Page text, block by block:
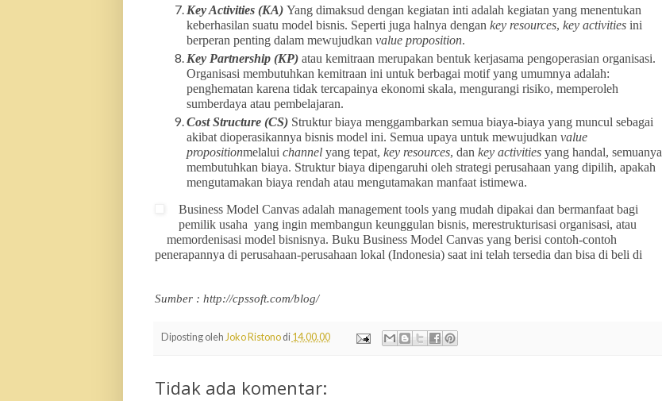
Key Activities (KA)Yang dimaksud dengan kegiatan inti adalah kegiatan yang menentukan
keberhasilan suatu model bisnis. Seperti juga halnya dengan key resources, key activitiesini
berperan penting dalam mewujudkan value proposition.
Key Partnership (KP)atau kemitraan merupakan bentuk kerjasama pengoperasian organisasi.
Organisasi membutuhkan kemitraan ini untuk berbagai motif yang umumnya adalah:
penghematan karena tidak tercapainya ekonomi skala, mengurangi risiko, memperoleh
sumberdaya atau pembelajaran.
Cost Structure (CS) Struktur biaya menggambarkan semua biaya-biaya yang muncul sebagai
akibat dioperasikannya bisnis model ini. Semua upaya untuk mewujudkan value
propositionmelalui channelyang tepat, key resources, dan key activitiesyang handal, semuanya
membutuhkan biaya. Struktur biaya dipengaruhi oleh strategi perusahaan yang dipilih, apakah
mengutamakan biaya rendah atau mengutamakan manfaat istimewa.
Business Model Canvas adalah management tools yang mudah dipakai dan bermanfaat bagi
pemilik usaha yang ingin membangun keunggulan bisnis, merestrukturisasi organisasi, atau
memordenisasi model bisnisnya. Buku Business Model Canvas yang berisi contoh-contoh
penerapannya di perusahaan-perusahaan lokal (Indonesia) saat ini telah tersedia dan bisa di beli di
Sumber : http://cpssoft.com/blog/
Diposting oleh Joko Ristono di 14.00.00
Tidak ada komentar: